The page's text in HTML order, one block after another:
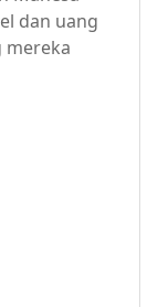
dan uang
mereka